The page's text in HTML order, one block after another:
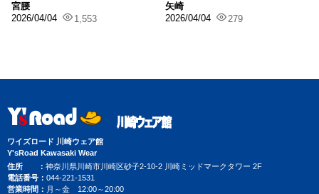
宮腰
2026/04/04
1,553
矢崎
2026/04/04
279
ワイズロード 川崎ウェア館
Y'sRoad Kawasaki Wear
住所
神奈川県川崎市川崎区砂子2-10-2 川崎ミッドマークタワー 2F
電話番号
044-221-1531
営業時間
月～金 12:00～20:00